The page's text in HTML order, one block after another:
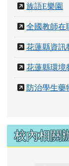
族語E樂園
全國教師在
花蓮縣資訊
花蓮縣環境
防治學生藥
校內相關